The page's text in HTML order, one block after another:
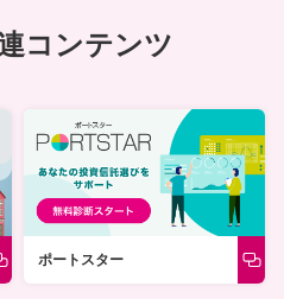
コンテンツ
ポートスター